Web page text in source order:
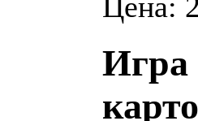
Игра